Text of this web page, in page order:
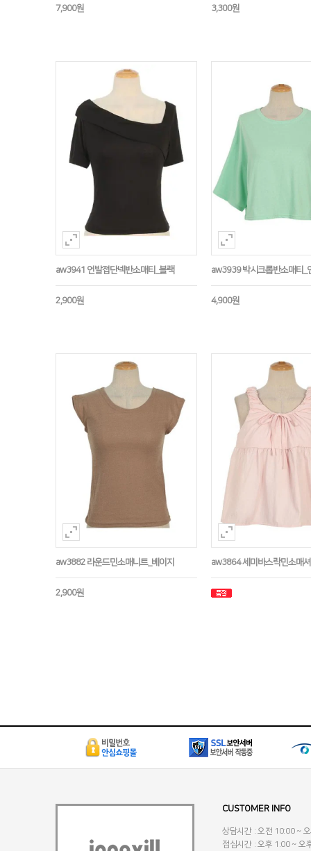
7,900원 3,300원
aw3941 언발접단넥반소매티_블랙
2,900원
aw3939 박시크롭반소매티_
4,900원
aw3882 라운드민소매니트_베이지
2,900원
aw3864 세미바스락민소매
CUSTOMER INFO
상담시간 : 오전 10:00 ~
점심시간 : 오후 1:00 ~ 오